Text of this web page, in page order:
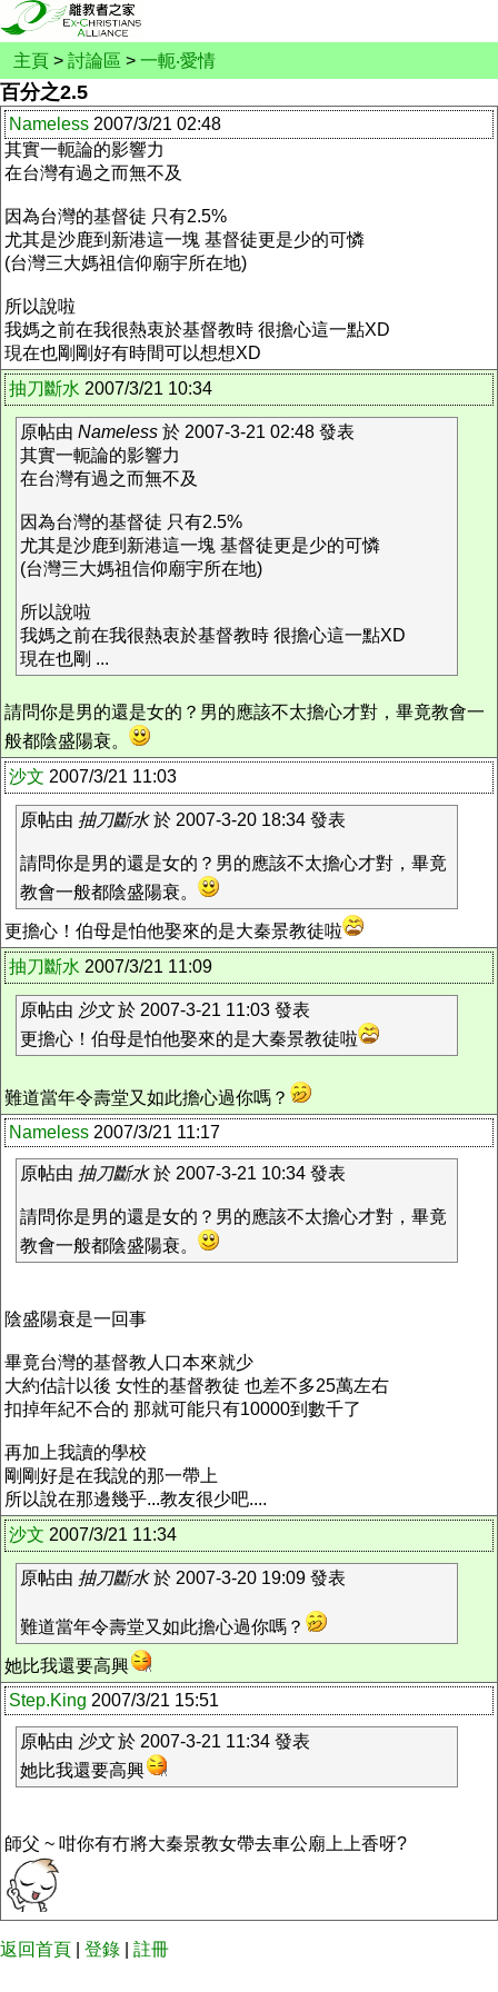
主頁 > 討論區 > 一軛‧愛情
百分之2.5
Nameless 2007/3/21 02:48
其實一軛論的影響力
在台灣有過之而無不及
因為台灣的基督徒 只有2.5%
尤其是沙鹿到新港這一塊 基督徒更是少的可憐
(台灣三大媽祖信仰廟宇所在地)
所以說啦
我媽之前在我很熱衷於基督教時 很擔心這一點XD
現在也剛剛好有時間可以想想XD
抽刀斷水 2007/3/21 10:34
原帖由 Nameless 於 2007-3-21 02:48 發表
其實一軛論的影響力
在台灣有過之而無不及
因為台灣的基督徒 只有2.5%
尤其是沙鹿到新港這一塊 基督徒更是少的可憐
(台灣三大媽祖信仰廟宇所在地)
所以說啦
我媽之前在我很熱衷於基督教時 很擔心這一點XD
現在也剛 ...
請問你是男的還是女的？男的應該不太擔心才對，畢竟教會一
般都陰盛陽衰。
沙文 2007/3/21 11:03
原帖由 抽刀斷水於 2007-3-20 18:34 發表
請問你是男的還是女的？男的應該不太擔心才對，畢竟
教會一般都陰盛陽衰。
更擔心！伯母是怕他娶來的是大秦景教徒啦
抽刀斷水 2007/3/21 11:09
原帖由 沙文於 2007-3-21 11:03 發表
更擔心！伯母是怕他娶來的是大秦景教徒啦
難道當年令壽堂又如此擔心過你嗎？
Nameless 2007/3/21 11:17
原帖由 抽刀斷水於 2007-3-21 10:34 發表
請問你是男的還是女的？男的應該不太擔心才對，畢竟
教會一般都陰盛陽衰。
陰盛陽衰是一回事
畢竟台灣的基督教人口本來就少
大約估計以後 女性的基督教徒 也差不多25萬左右
扣掉年紀不合的 那就可能只有10000到數千了
再加上我讀的學校
剛剛好是在我說的那一帶上
所以說在那邊幾乎...教友很少吧....
沙文 2007/3/21 11:34
原帖由 抽刀斷水於 2007-3-20 19:09 發表
難道當年令壽堂又如此擔心過你嗎？
她比我還要高興
Step.King 2007/3/21 15:51
原帖由 沙文於 2007-3-21 11:34 發表
她比我還要高興
師父 ~ 咁你有冇將大秦景教女帶去車公廟上上香呀?
返回首頁 登錄 註冊